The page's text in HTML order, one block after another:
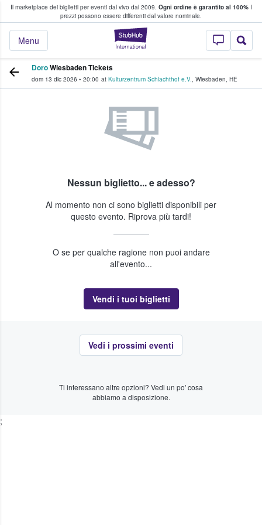
Il marketplace dei biglietti per eventi dal vivo dal 2009. Ogni ordine è garantito al 100%I
prezzi possono essere differenti dal valore nominale.
StubHub - Dove
Menu
fan comprano e vendono biglietti
DoroWiesbaden Tickets
dom 13 dic 2026 • 20:00 at Kulturzentrum Schlachthof e.V., Wiesbaden, HE
Nessun biglietto... e adesso?
Al momento non ci sono biglietti disponibili per
questo evento. Riprova più tardi!
O se per qualche ragione non puoi andare
all'evento...
Vendi i tuoi biglietti
Vedi i prossimi eventi
Ti interessano altre opzioni? Vedi un po' cosa
abbiamo a disposizione.
;